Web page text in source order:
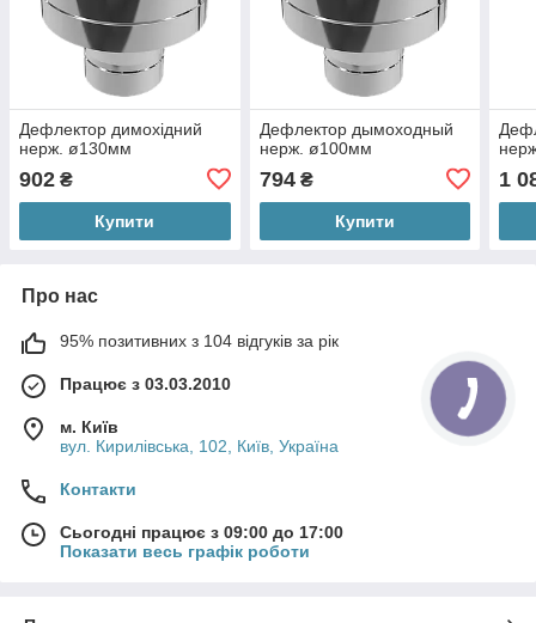
Дефлектор димохідний
нерж. ø130мм
902 ₴
Купити
Дефлектор дымоходный
нерж. ø100мм
794₴
Купити
1
Про нас
95% позитивних з 104 відгуків за рік
Працює з 03.03.2010
м. Київ
вул. Кирилівська, 102, Київ, Україна
Контакти
Сьогодні працює з 09:00 до 17:00
Показати весь графік роботи